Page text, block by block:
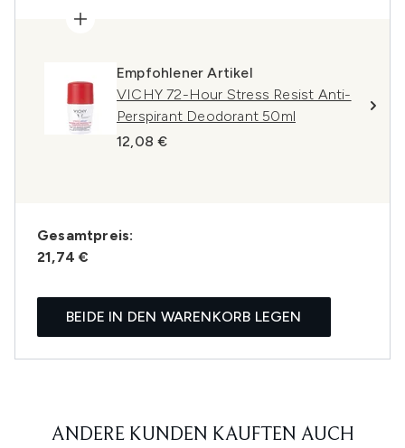
Empfohlener Artikel
VICHY 72-Hour Stress Resist Anti-
Perspirant Deodorant 50ml
12,08 €
Gesamtpreis:
21,74 €
BEIDE IN DEN WARENKORB LEGEN
ANDERE KUNDEN KAUFTEN AUCH